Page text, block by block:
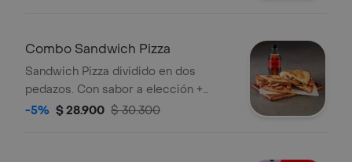
Combo Sandwich Pizza
Sandwich Pizza dividido en dos
pedazos. Con sabor a elección +
Bebida 400ml. Incluye Salsa de Ajo,
-5% $ 28.900 $ 30.300